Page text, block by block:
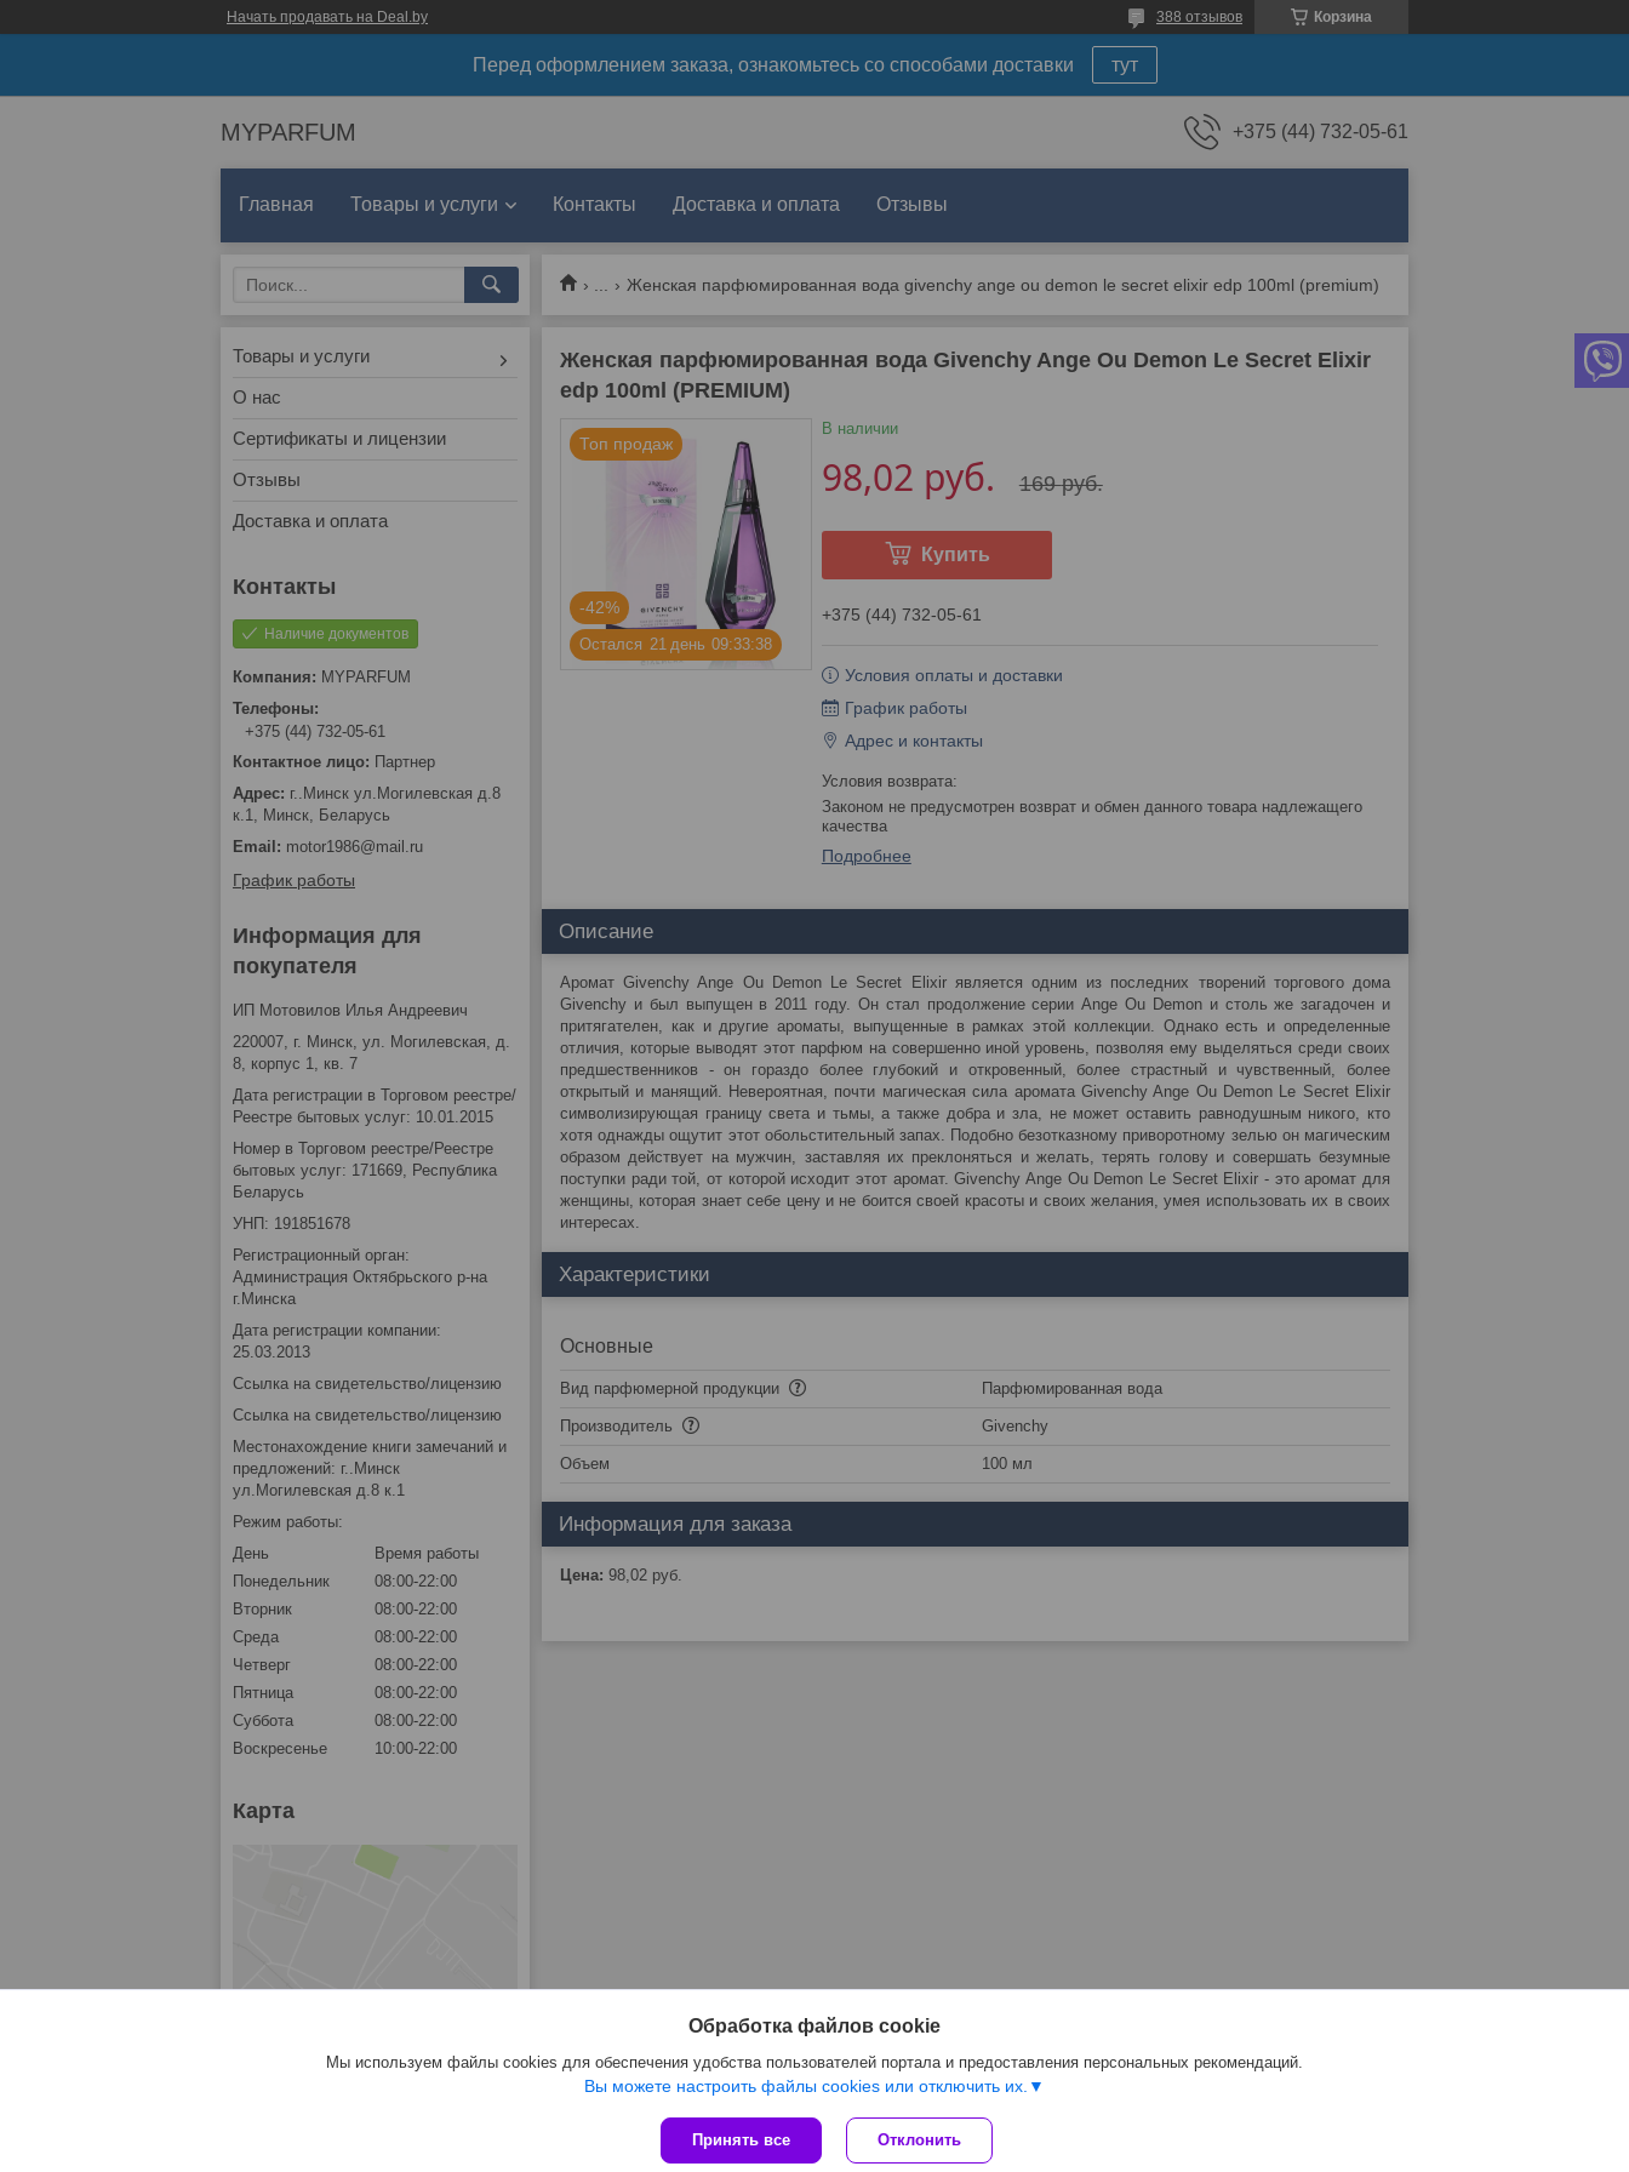
Начать продавать на Deal.by Корзина
388 отзывов
Перед оформлением заказа, ознакомьтесь со способами доставки тут
MYPARFUM +375 (44) 732-05-61
Главная Товары и услуги Контакты Доставка и оплата Отзывы
Женская парфюмированная вода givenchy ange ou demon le secret elixir edp 100ml (premium)
Женская парфюмированная вода Givenchy Ange Ou Demon Le Secret Elixir
edp 100ml (PREMIUM)
Топ продаж
-42%
Остался 21 день 09 33 38
В наличии
169руб.
98,02 руб.
Купить
+375 (44) 732-05-61
Условия оплаты и доставки
График работы
Адрес и контакты
Законом не предусмотрен возврат и обмен данного товара надлежащего
качества
Подробнее
Описание
Аромат Givenchy Ange Ou Demon Le Secret Elixir является одним из последних творений торгового дома
Givenchy и был выпущен в 2011 году. Он стал продолжение серии Ange Ou Demon и столь же загадочен и
притягателен, как и другие ароматы, выпущенные в рамках этой коллекции. Однако есть и определенные
отличия, которые выводят этот парфюм на совершенно иной уровень, позволяя ему выделяться среди своих
предшественников - он гораздо более глубокий и откровенный, более страстный и чувственный, более
открытый и манящий. Невероятная, почти магическая сила аромата Givenchy Ange Ou Demon Le Secret Elixir
символизирующая границу света и тьмы, а также добра и зла, не может оставить равнодушным никого, кто
хотя однажды ощутит этот обольстительный запах. Подобно безотказному приворотному зелью он магическим
образом действует на мужчин, заставляя их преклоняться и желать, терять голову и совершать безумные
поступки ради той, от которой исходит этот аромат. Givenchy Ange Ou Demon Le Secret Elixir - это аромат для
женщины, которая знает себе цену и не боится своей красоты и своих желания, умея использовать их в своих
интересах.
Характеристики
Основные
Вид парфюмерной продукции Парфюмированная вода
Производитель Givenchy
Объем 100 мл
Информация для заказа
Цена: 98,02 руб.
Товары и услуги
О нас
Сертификаты и лицензии
Отзывы
Доставка и оплата
Наличие документов
MYPARFUM
+375 (44) 732-05-61
Партнер
г..Минск ул.Могилевская д.8
к.1, Минск, Беларусь
motor1986@mail.ru
График работы
Информация для
покупателя
ИП Мотовилов Илья Андреевич
220007, г. Минск, ул. Могилевская, д.
8, корпус 1, кв. 7
Дата регистрации в Торговом реестре/
Реестре бытовых услуг: 10.01.2015
Номер в Торговом реестре/Реестре
бытовых услуг: 171669, Республика
Беларусь
УНП: 191851678
Регистрационный орган:
Администрация Октябрьского р-на
г.Минска
Дата регистрации компании:
25.03.2013
Ссылка на свидетельство/лицензию
Ссылка на свидетельство/лицензию
Местонахождение книги замечаний и
предложений: г..Минск
ул.Могилевская д.8 к.1
Режим работы:
День
Время работы
Понедельник
08:00-22:00
Вторник
08:00-22:00
Среда
08:00-22:00
Четверг
08:00-22:00
Пятница
08:00-22:00
Суббота
08:00-22:00
Воскресенье
10:00-22:00
Карта
Сайт создан на платформе Deal.by
Политика обработки файлов cookies
Обработка файлов cookie
Мы используем файлы cookies для обеспечения удобства пользователей портала и предоставления персональных рекомендаций.
Вы можете настроить файлы cookies или отключить их.
Принять все Отклонить